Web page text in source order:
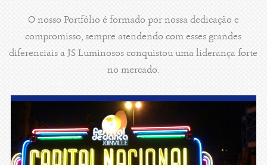
O nosso Portfólio é formado por nossa dedicação e
compromisso, sempre atendendo com esses grandes
diferenciais a JS Luminosos conquistou uma liderança forte
no mercado.